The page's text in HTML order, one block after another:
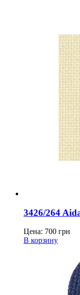
3426/264
Цена: 700 грн
В корзину